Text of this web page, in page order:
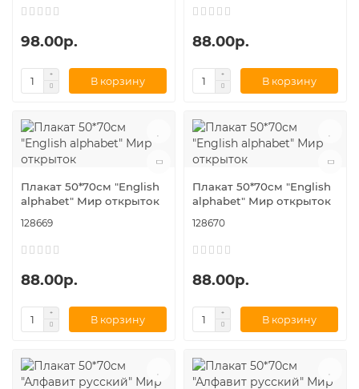
98.00р.
В корзину
88.00р.
В корзину
Плакат 50*70см "English
alphabet" Мир открыток
128669
88.00р.
В корзину
Плакат 50*70см "English
alphabet" Мир открыток
128670
88.00р.
В корзину